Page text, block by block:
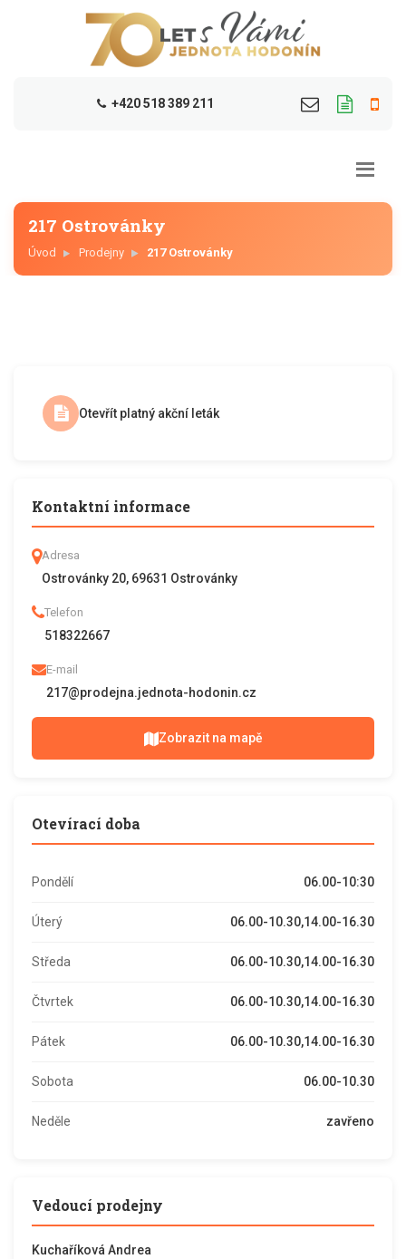
+420 518 389 211
217 Ostrovánky
Úvod Prodejny 217 Ostrovánky
Otevřít platný akční leták
Kontaktní informace
Adresa
Ostrovánky 20, 69631 Ostrovánky
Telefon
518322667
E-mail
217@prodejna.jednota-hodonin.cz
Zobrazit na mapě
Otevírací doba
Pondělí 06.00-10:30
Úterý 06.00-10.30,14.00-16.30
Středa 06.00-10.30,14.00-16.30
Čtvrtek 06.00-10.30,14.00-16.30
Pátek 06.00-10.30,14.00-16.30
Sobota 06.00-10.30
Neděle zavřeno
Vedoucí prodejny
Kuchaříková Andrea